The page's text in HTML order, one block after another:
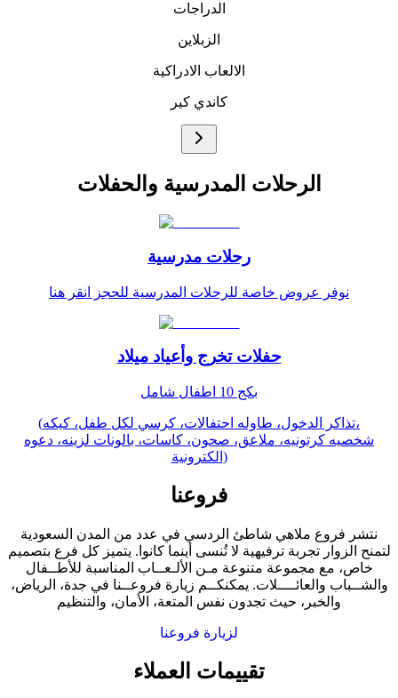
الدراجات
الزبلاين
الالعاب الادراكية
كاندي كير
الرحلات المدرسية والحفلات
رحلات مدرسية
نوفر عروض خاصة للرحلات المدرسية للحجز انقر هنا
حفلات تخرج وأعياد ميلاد
بكج 10 اطفال شامل
(تذاكر الدخول، طاوله احتفالات، كرسي لكل طفل، كيكه،
شخصيه كرتونيه، ملاعق، صحون، كاسات، بالونات لزينه، دعوه
الكترونية)
فروعنا
نتشر فروع ملاهي شاطئ الردسي في عدد من المدن السعودية
لتمنح الزوار تجربة ترفيهية لا تُنسى أينما كانوا. يتميز كل فرع بتصميم
خاص، مع مجموعة متنوعة مـن الألـعــاب المناسبة للأطــفال
والشــباب والعائــــلات. يمكنكــم زيارة فروعــنا في جدة، الرياض،
والخبر، حيث تجدون نفس المتعة، الأمان، والتنظيم
لزيارة فروعنا
تقييمات العملاء